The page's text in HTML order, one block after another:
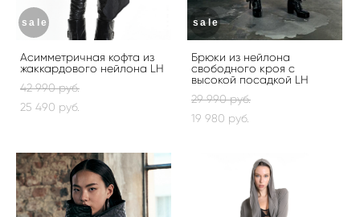
sale
Асимметричная кофта из
жаккардового нейлона LH
42 990 pуб.
25 490 pуб.
sale
Брюки из нейлона
свободного кроя с
высокой посадкой LH
29 990 pуб.
19 980 pуб.